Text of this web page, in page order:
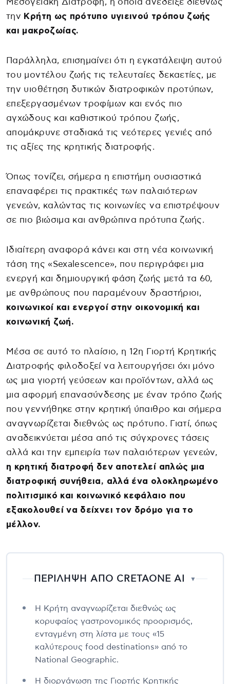
την Κρήτη ως πρότυπο υγιεινού τρόπου ζωής
και μακροζωίας.
Παράλληλα, επισημαίνει ότι η εγκατάλειψη αυτού
του μοντέλου ζωής τις τελευταίες δεκαετίες, με
την υιοθέτηση δυτικών διατροφικών προτύπων,
επεξεργασμένων τροφίμων και ενός πιο
αγχώδους και καθιστικού τρόπου ζωής,
απομάκρυνε σταδιακά τις νεότερες γενιές από
τις αξίες της κρητικής διατροφής.
Όπως τονίζει, σήμερα η επιστήμη ουσιαστικά
επαναφέρει τις πρακτικές των παλαιότερων
γενεών, καλώντας τις κοινωνίες να επιστρέψουν
σε πιο βιώσιμα και ανθρώπινα πρότυπα ζωής.
Ιδιαίτερη αναφορά κάνει και στη νέα κοινωνική
τάση της «Sexalescence», που περιγράφει μια
ενεργή και δημιουργική φάση ζωής μετά τα 60,
με ανθρώπους που παραμένουν δραστήριοι,
κοινωνικοί και ενεργοί στην οικονομική και
κοινωνική ζωή.
Μέσα σε αυτό το πλαίσιο, η 12η Γιορτή Κρητικής
Διατροφής φιλοδοξεί να λειτουργήσει όχι μόνο
ως μια γιορτή γεύσεων και προϊόντων, αλλά ως
μια αφορμή επανασύνδεσης με έναν τρόπο ζωής
που γεννήθηκε στην κρητική ύπαιθρο και σήμερα
αναγνωρίζεται διεθνώς ως πρότυπο. Γιατί, όπως
αναδεικνύεται μέσα από τις σύγχρονες τάσεις
αλλά και την εμπειρία των παλαιότερων γενεών,
η κρητική διατροφή δεν αποτελεί απλώς μια
διατροφική συνήθεια, αλλά ένα ολοκληρωμένο
πολιτισμικό και κοινωνικό κεφάλαιο που
εξακολουθεί να δείχνει τον δρόμο για το
μέλλον.
ΠΕΡΙΛΗΨΗ ΑΠΟ CRETAONE AI ▼
Η Κρήτη αναγνωρίζεται διεθνώς ως
κορυφαίος γαστρονομικός προορισμός,
ενταγμένη στη λίστα με τους «15
καλύτερους food destinations» από το
National Geographic.
Η διοργάνωση της Γιορτής Κρητικής